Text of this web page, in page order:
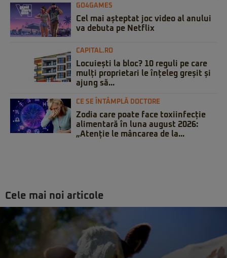
GO4GAMES
Cel mai așteptat joc video al anului
va debuta pe Netflix
CAPITAL.RO
Locuiești la bloc? 10 reguli pe care
mulți proprietari le înțeleg greșit și
ajung să...
CE SE ÎNTÂMPLĂ DOCTORE
Zodia care poate face toxiinfecție
alimentară în luna august 2026:
„Atenție le mâncarea de la...
Cele mai noi articole